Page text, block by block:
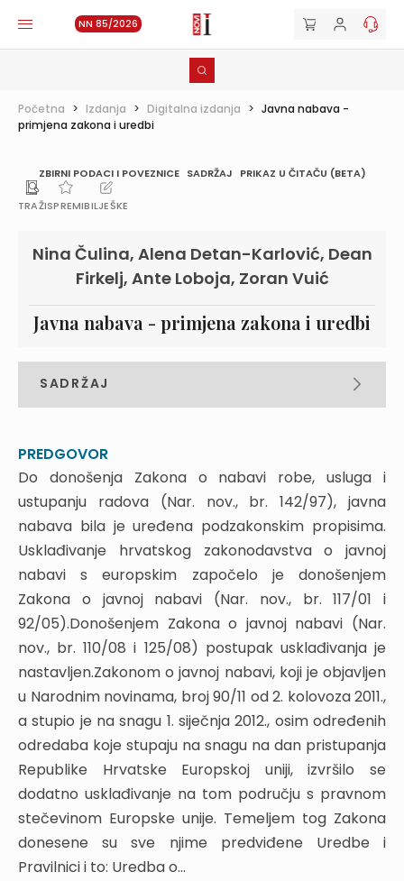
NN 85/2026
Početna > Izdanja > Digitalna izdanja > Javna nabava -
primjena zakona i uredbi
ZBIRNI PODACI I POVEZNICE SADRŽAJ PRIKAZ U ČITAČU (BETA)
TRAŽISPREMIBILJEŠKE
Nina Čulina, Alena Detan-Karlović, Dean
Firkelj, Ante Loboja, Zoran Vuić
Javna nabava - primjena zakona i uredbi
SADRŽAJ
POSTUPCI JAVNE NABAVE PREMA NOVOM
ZAKONU O JAVNOJ NABAVI I PROVEDBENIM
PROPISIMA – NAJZNAČAJNIJE NOVINE
1. UVOD
2. DONOŠENJE I OBJAVA PLANA NABAVE
3. OVLAŠTENI PREDSTAVNICI NARUČITELJA
4. VRIJEDNOSNI PRAGOVI
5. SPRJEČAVANJE SUKOBA INTERESA
6. IZUZEĆE OD PRIMJENE ZAKONA KADA
NARUČITELJ UGOVOR SKLAPA S PRAVNOM
OSOBOM KOJA JE OSNOVANA ZA
OBAVLJANJE DJELATNOSTI IZ DJELOKRUGA
TOG JAVNOG NARUČITELJA
7. OTVORENI POSTUPAK JAVNE NABAVE
7.1. Poziv na nadmetanje
7.2. Objava dokumentacije za nadmetanje u
Elektroničkom oglasniku javne nabave
7.3. Dodatne informacije i objašnjenja
PREDGOVOR
Do donošenja Zakona o nabavi robe, usluga i
ustupanju radova (Nar. nov., br. 142/97), javna
nabava bila je uređena podzakonskim propisima.
Usklađivanje hrvatskog zakonodavstva o javnoj
nabavi s europskim započelo je donošenjem
Zakona o javnoj nabavi (Nar. nov., br. 117/01 i
92/05).Donošenjem Zakona o javnoj nabavi (Nar.
nov., br. 110/08 i 125/08) postupak usklađivanja je
nastavljen.Zakonom o javnoj nabavi, koji je objavljen
u Narodnim novinama, broj 90/11 od 2. kolovoza 2011.,
a stupio je na snagu 1. siječnja 2012., osim određenih
odredaba koje stupaju na snagu na dan pristupanja
Republike Hrvatske Europskoj uniji, izvršilo se
dodatno usklađivanje na tom području s pravnom
stečevinom Europske unije. Temeljem tog Zakona
donesene su sve njime predviđene Uredbe i
Pravilnici i to: Uredba o...